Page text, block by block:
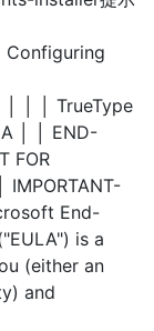
│ │ TrueType
│ │ END-
FOR
IMPORTANT-
End-
is a
(either an
and